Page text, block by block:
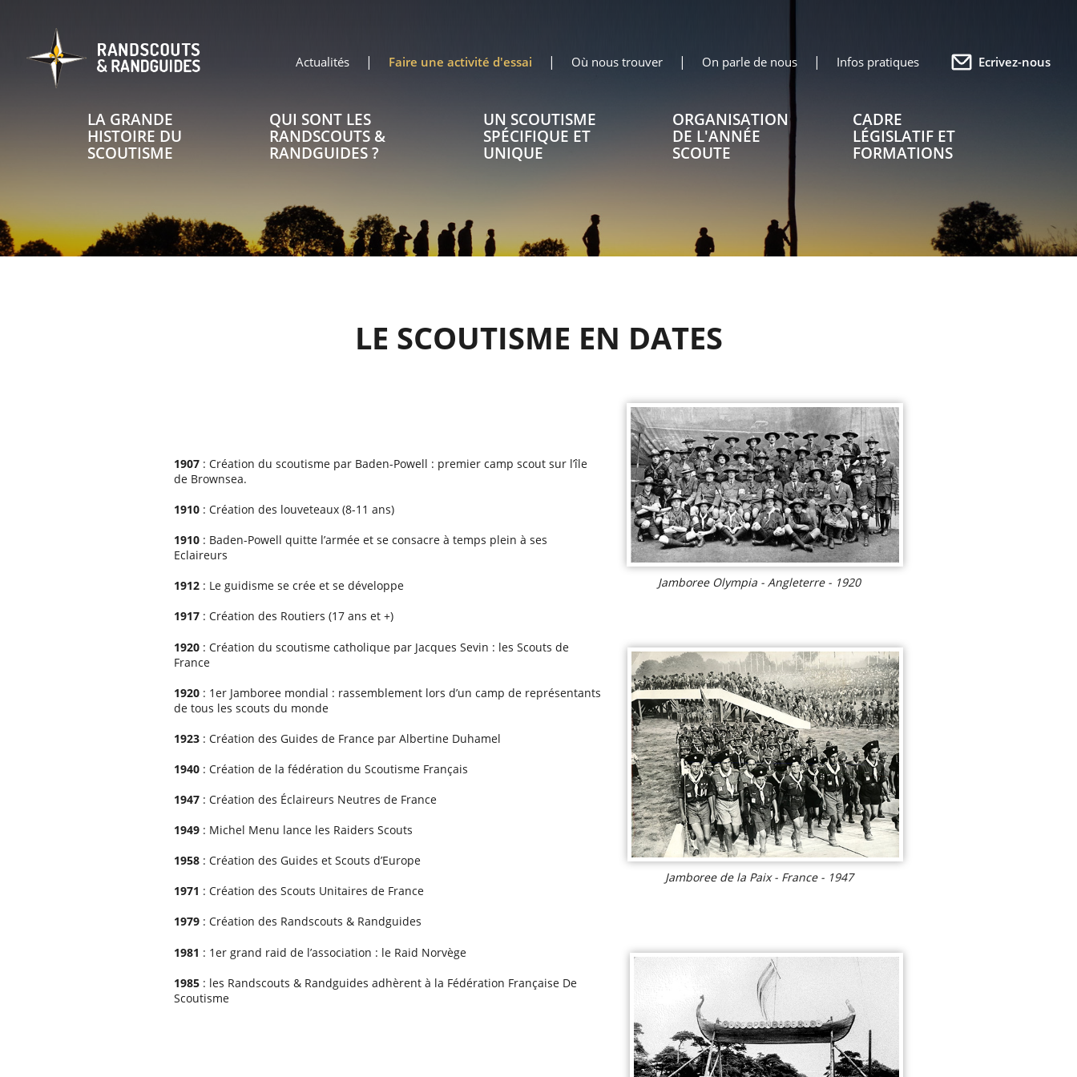
principal
Header
top
Actualités Faire une activité d'essai Où nous trouver On parle de nous Infos pratiques Ecrivez-nous
LA GRANDE
HISTOIRE DU
SCOUTISME
QUI SONT LES
RANDSCOUTS &
RANDGUIDES ?
UN SCOUTISME
SPÉCIFIQUE ET
UNIQUE
ORGANISATION
DE L'ANNÉE
SCOUTE
CADRE
LÉGISLATIF ET
FORMATIONS
LE SCOUTISME EN DATES
Jamboree Olympia - Angleterre - 1920
1907 : Création du scoutisme par Baden-Powell : premier camp scout sur l’île
de Brownsea.
1910 : Création des louveteaux (8-11 ans)
1910 : Baden-Powell quitte l’armée et se consacre à temps plein à ses
Eclaireurs
1912 : Le guidisme se crée et se développe
1917 : Création des Routiers (17 ans et +)
Jamboree de la Paix - France - 1947
1920 : Création du scoutisme catholique par Jacques Sevin : les Scouts de
France
1920 : 1er Jamboree mondial : rassemblement lors d’un camp de représentants
de tous les scouts du monde
1923 : Création des Guides de France par Albertine Duhamel
1940 : Création de la fédération du Scoutisme Français
1947 : Création des Éclaireurs Neutres de France
1949 : Michel Menu lance les Raiders Scouts
1958 : Création des Guides et Scouts d’Europe
1971 : Création des Scouts Unitaires de France
1979 : Création des Randscouts & Randguides
1981 : 1er grand raid de l’association : le Raid Norvège
1985 : les Randscouts & Randguides adhèrent à la Fédération Française De
Scoutisme